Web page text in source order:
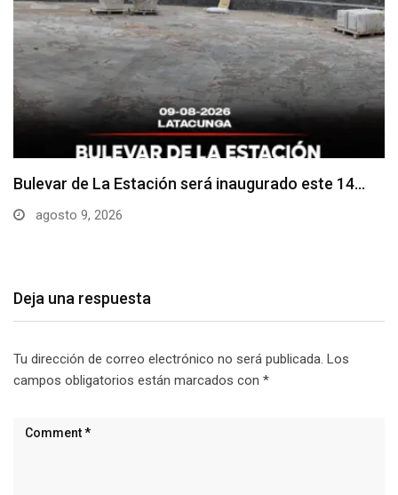
Adoquines levantados generan preocupación en
dos vías de…
Deja una respuesta
Tu dirección de correo electrónico no será publicada. Los
campos obligatorios están marcados con *